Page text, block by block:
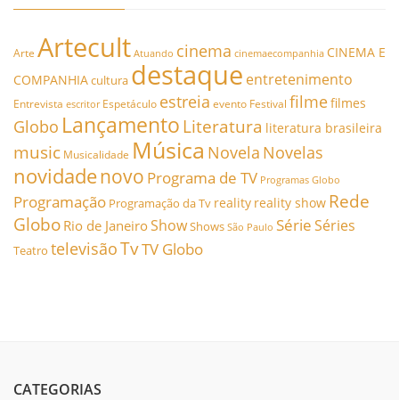
Arte Artecult Atuando cinema cinemaecompanhia CINEMA E
COMPANHIAcultura destaque entretenimento
Entrevista escritor Espetáculo estreia evento Festival filmefilmes
Globo Lançamento Literatura literatura brasileira
music Musicalidade Música Novela Novelas
novidadenovo Programa de TV Programas Globo
Programação Programação da Tv reality reality show Rede
Globo Rio de JaneiroShowShows São Paulo SérieSéries
Teatro televisãoTvTV Globo
CATEGORIAS